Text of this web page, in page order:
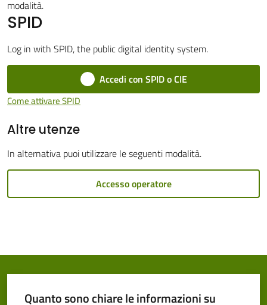
Vivere
Pieve
Cento
Menu selezionato
Amministrazione
gli
modalità.
SPID
Log in with SPID, the public digital identity system.
Accedi con SPID o CIE
Come attivare SPID
Altre utenze
In alternativa puoi utilizzare le seguenti modalità.
Accesso operatore
Quanto sono chiare le informazioni su